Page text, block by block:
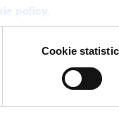
policy
Cookie